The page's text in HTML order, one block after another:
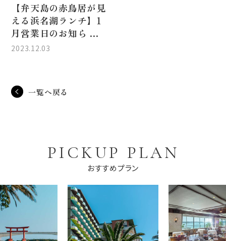
【弁天島の赤鳥居が見
える浜名湖ランチ】1
月営業日のお知ら ...
2023.12.03
一覧へ戻る
PICKUP PLAN
おすすめプラン